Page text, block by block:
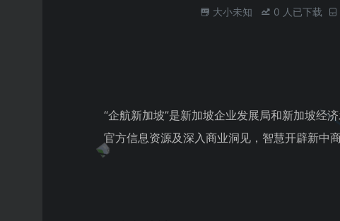
大小未知 0 人已下载
“企航新加坡”是新加坡企业发展局和新加坡经
官方信息资源及深入商业洞见，智慧开辟新中